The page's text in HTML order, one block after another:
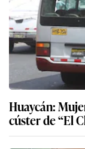
Huaycán:
cúster de “El